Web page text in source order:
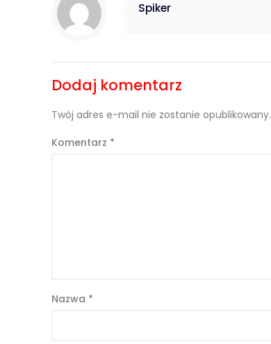
Spiker
Dodaj komentarz
Twój adres e-mail nie zostanie opublikowany.
Komentarz *
Nazwa *